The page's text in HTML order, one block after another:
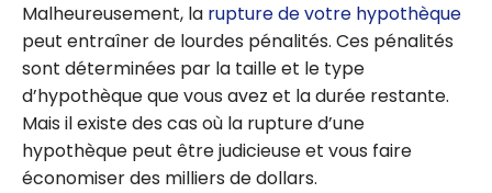
Malheureusement, la rupture de votre hypothèque
peut entraîner de lourdes pénalités. Ces pénalités
sont déterminées par la taille et le type
d’hypothèque que vous avez et la durée restante.
Mais il existe des cas où la rupture d’une
hypothèque peut être judicieuse et vous faire
économiser des milliers de dollars.